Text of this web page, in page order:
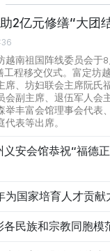
2亿元修缮“大团
越南祖国阵线委员会于
工程移交仪式。富定坊
席、坊妇联会主席阮氏
会副主席、退伍军人会
举丰富会馆理事会代表
表等出席。
义安会馆恭祝“福德
为国家培育人才贡献
各民族和宗教同胞模